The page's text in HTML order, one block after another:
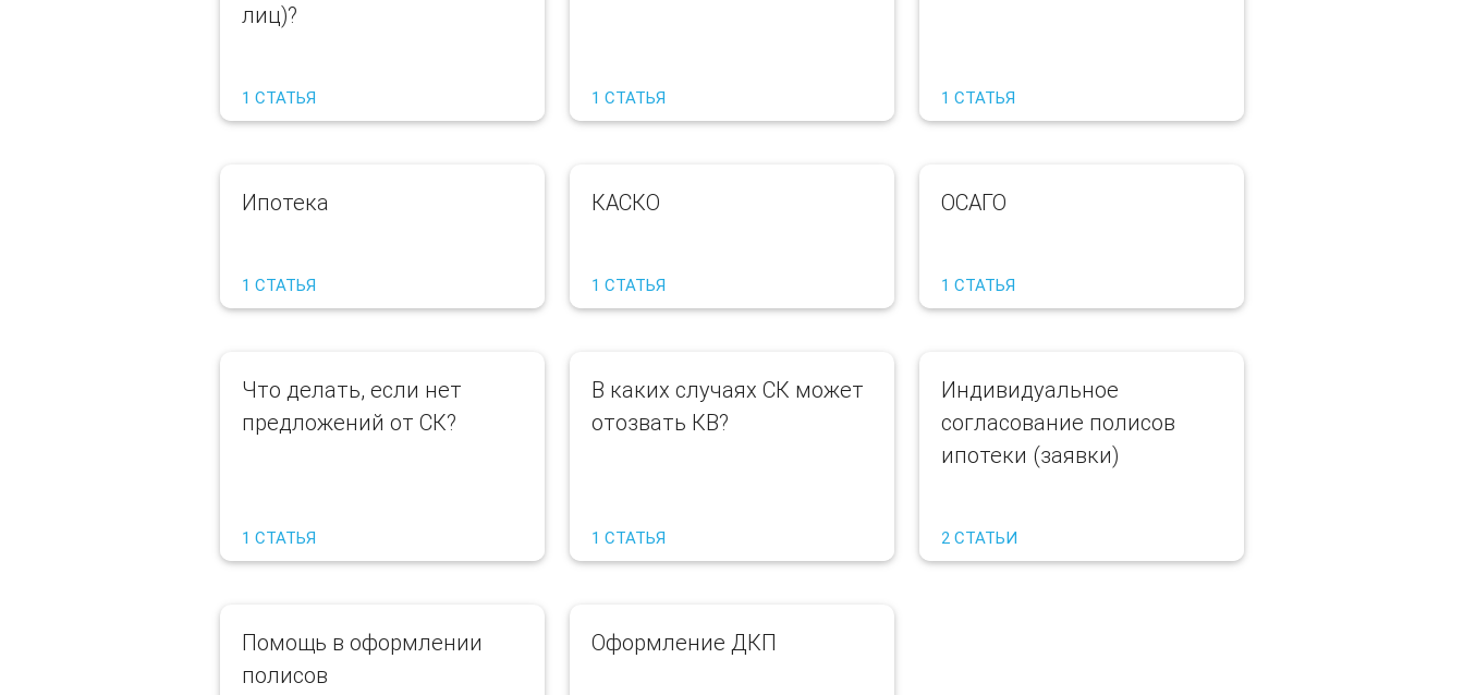
лиц)?
1 СТАТЬЯ 1 СТАТЬЯ 1 СТАТЬЯ
Ипотека
1 СТАТЬЯ
КАСКО
1 СТАТЬЯ
ОСАГО
1 СТАТЬЯ
Что делать, если нет
предложений от СК?
1 СТАТЬЯ
В каких случаях СК может
отозвать КВ?
1 СТАТЬЯ
Индивидуальное
согласование полисов
ипотеки (заявки)
2 СТАТЬИ
Помощь в оформлении
полисов
Оформление ДКП